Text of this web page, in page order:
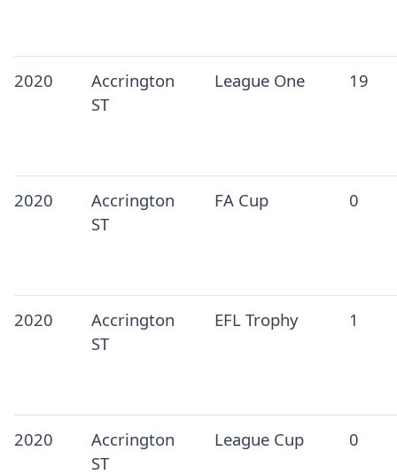
2020
Accrington
ST
League One 19
2020
Accrington
ST
FA Cup 0
2020
Accrington
ST
EFL Trophy 1
2020
Accrington
ST
League Cup 0